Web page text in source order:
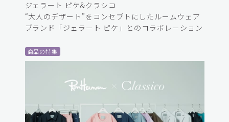
ジェラート ピケ&クラシコ
“大人のデザート”をコンセプトにしたルームウェア
ブランド「ジェラート ピケ」とのコラボレーション
商品の特集